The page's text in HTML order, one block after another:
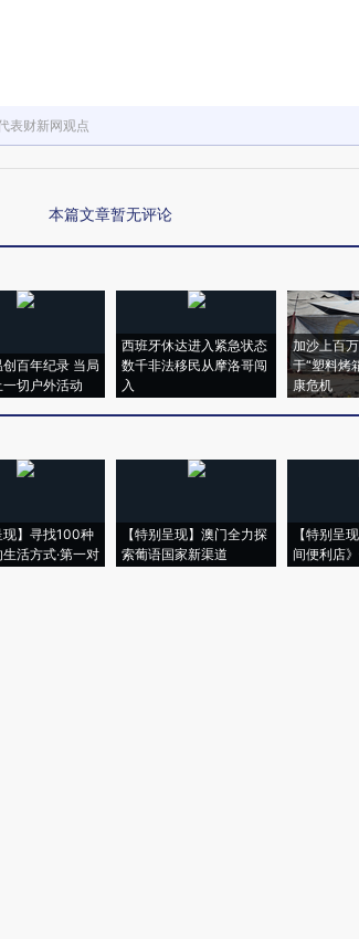
表财新网观点
本篇文章暂无评论
百年纪录 当局
切户外活动
西班牙休达进入紧急状态
数千非法移民从摩洛哥闯
入
加沙上百
于“塑料烤
康危机
现】寻找100种
活方式·第一对
【特别呈现】澳门全力探
索葡语国家新渠道
【特别呈
间便利店